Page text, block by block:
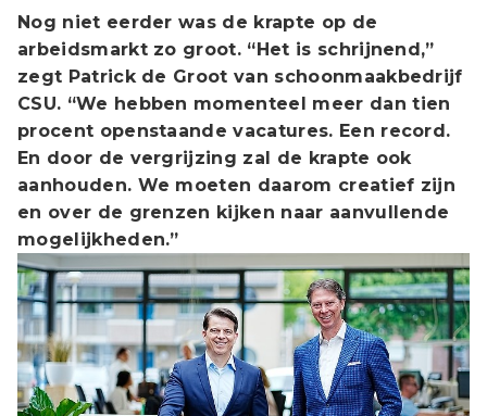
Nog niet eerder was de krapte op de
arbeidsmarkt zo groot. “Het is schrijnend,”
zegt Patrick de Groot van schoonmaakbedrijf
CSU. “We hebben momenteel meer dan tien
procent openstaande vacatures. Een record.
En door de vergrijzing zal de krapte ook
aanhouden. We moeten daarom creatief zijn
en over de grenzen kijken naar aanvullende
mogelijkheden.”